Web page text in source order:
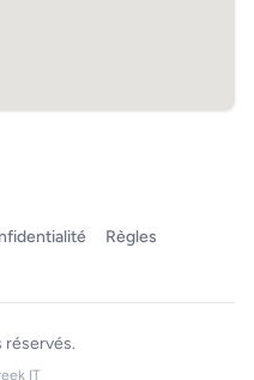
Règles
réservés.
IT